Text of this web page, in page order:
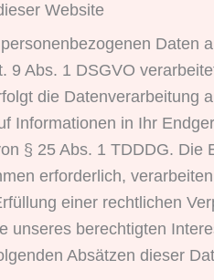
Website
Daten
Abs. 1 DSGVO
die Datenverarbeitung
Informationen in Ihr
§ 25 Abs. 1 TDDDG. Die
erforderlich,
einer rechtlichen
berechtigten
Absätzen dieser